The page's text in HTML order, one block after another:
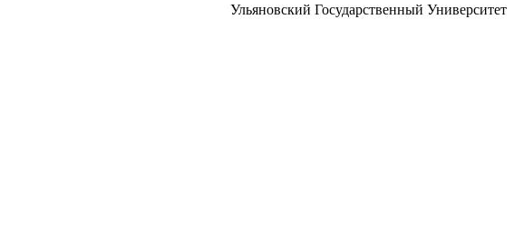
Ульяновский Государственный Университет